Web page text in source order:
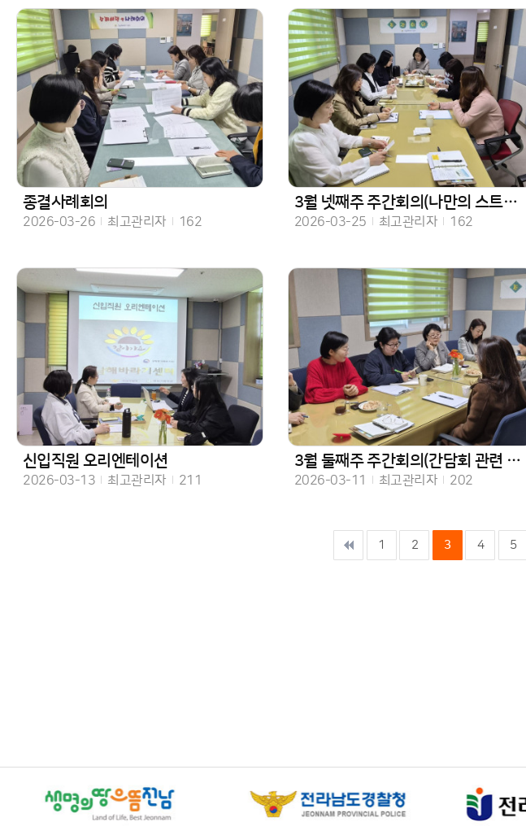
종결사례회의
작성일
2026-03-26
작성자
최고관리자
조회수
162
3월 넷째주 주간회의(나만의 스트레스 해소법)
작성일
2026-03-25
작성자
최고관리자
조회수
162
신입직원 오리엔테이션
작성일
2026-03-13
작성자
최고관리자
조회수
211
3월 둘째주 주간회의(간담회 관련 논의)
작성일
2026-03-11
작성자
최고관리자
조회수
202
1 2 3 4 5
맨끝